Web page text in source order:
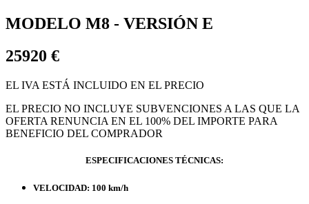
MODELO M8 - VERSIÓN E
25920 €
EL IVA ESTÁ INCLUIDO EN EL PRECIO
EL PRECIO NO INCLUYE SUBVENCIONES A LAS QUE LA
OFERTA RENUNCIA EN EL 100% DEL IMPORTE PARA
BENEFICIO DEL COMPRADOR
ESPECIFICACIONES TÉCNICAS:
VELOCIDAD: 100 km/h